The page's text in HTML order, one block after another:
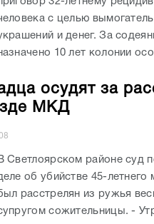
с целью
и денег. За
10 лет колонии
осудят за
МКД
Светлоярском районе суд
об убийстве 45-
расстрелян из ружья
сожительницы. -